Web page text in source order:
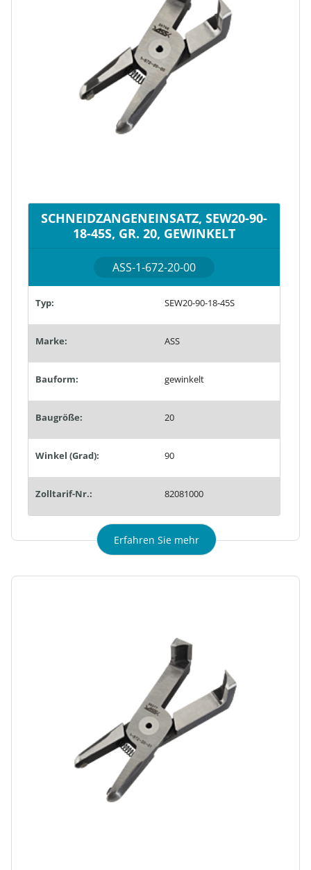
SCHNEIDZANGENEINSATZ, SEW20-90-
18-45S, GR. 20, GEWINKELT
ASS-1-672-20-00
Typ: SEW20-90-18-45S
Marke: ASS
Bauform: gewinkelt
Baugröße: 20
Winkel (Grad): 90
Zolltarif-Nr.: 82081000
Erfahren Sie mehr